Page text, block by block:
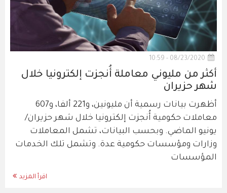
08/23/2020 - 10:59
أكثر من مليوني معاملة أُنجزت إلكترونيا خلال
شهر حزيران
أظهرت بيانات رسمية أن مليونين، و221 ألفا، و607
معاملات حكومية أُنجزت إلكترونيا خلال شهر حزيران/
يونيو الماضي. وبحسب البيانات، تشمل المعاملات
وزارات ومؤسسات حكومية عدة. وتشمل تلك الخدمات
المؤسسات
اقرأ المزيد